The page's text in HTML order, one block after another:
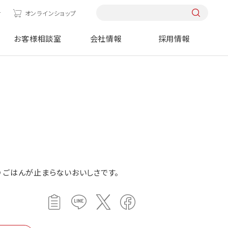
オンラインショップ
お客様相談室 会社情報 採用情報
はんが止まらないおいしさです。